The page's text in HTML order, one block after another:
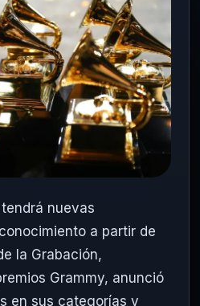
nuevas
a partir de
la Grabación,
Grammy, anunció
en sus categorías y